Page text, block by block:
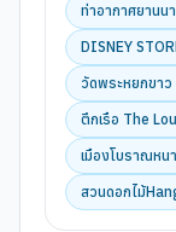
ท่าอากาศยานน
DISNEY
วัดพระหยกขาว
ตึกเรือ The
เมืองโบราณหน
สวนดอกไม้